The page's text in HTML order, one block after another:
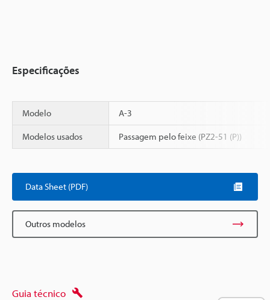
Especificações
Modelo A-3
Modelos usados Passagem pelo feixe (PZ2-51 (P))
Data Sheet (PDF)
Outros modelos
Guia técnico